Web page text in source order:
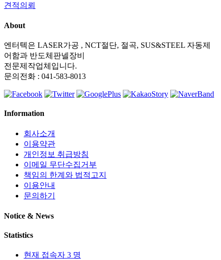
견적의뢰
About
엔터텍은 LASER가공 , NCT절단, 절곡, SUS&STEEL 자동제
어함과 반도체판넬장비
전문제작업체입니다.
문의전화 : 041-583-8013
Information
회사소개
이용약관
개인정보 취급방침
이메일 무단수집거부
책임의 한계와 법적고지
이용안내
문의하기
Notice & News
Statistics
현재 접속자 3 명